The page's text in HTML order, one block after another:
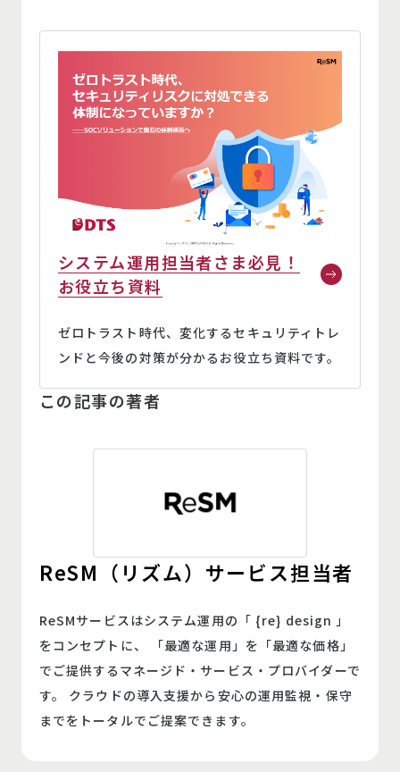
システム運用担当者さま必見！
お役立ち資料
ゼロトラスト時代、変化するセキュリティトレ
ンドと今後の対策が分かるお役立ち資料です。
この記事の著者
ReSM（リズム）サービス担当者
ReSMサービスはシステム運用の「 {re} design 」
をコンセプトに、 「最適な運用」を「最適な価格」
でご提供するマネージド・サービス・プロバイダーで
す。 クラウドの導入支援から安心の運用監視・保守
までをトータルでご提案できます。